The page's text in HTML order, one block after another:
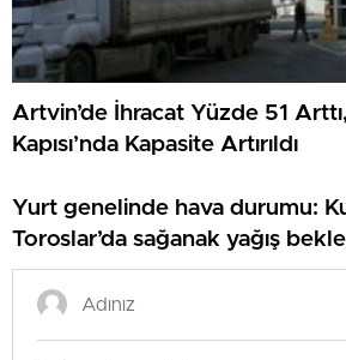
Artvin’de İhracat Yüzde 51
Kapısı’nda Kapasite Artırıldı
Yurt genelinde hava durumu:
Toroslar’da sağanak yağış